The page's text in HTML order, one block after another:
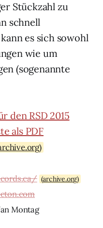
Stückzahl zu
schnell
es sich sowohl
wie um
(sogenannte
den RSD 2015
als PDF
(archive.org)
Montag